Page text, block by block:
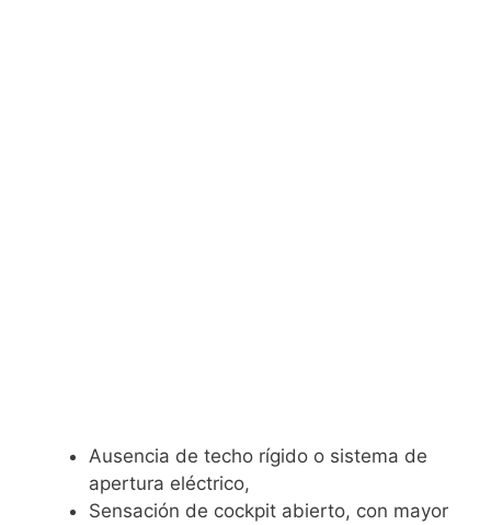
Ausencia de techo rígido o sistema de
apertura eléctrico,
Sensación de cockpit abierto, con mayor